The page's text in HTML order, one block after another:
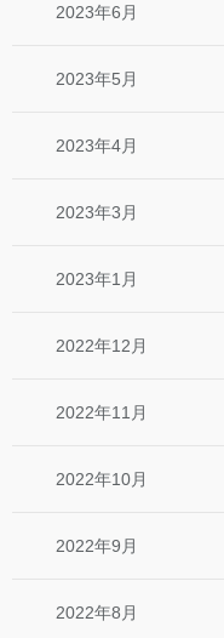
2023年6月
2023年5月
2023年4月
2023年3月
2023年1月
2022年12月
2022年11月
2022年10月
2022年9月
2022年8月